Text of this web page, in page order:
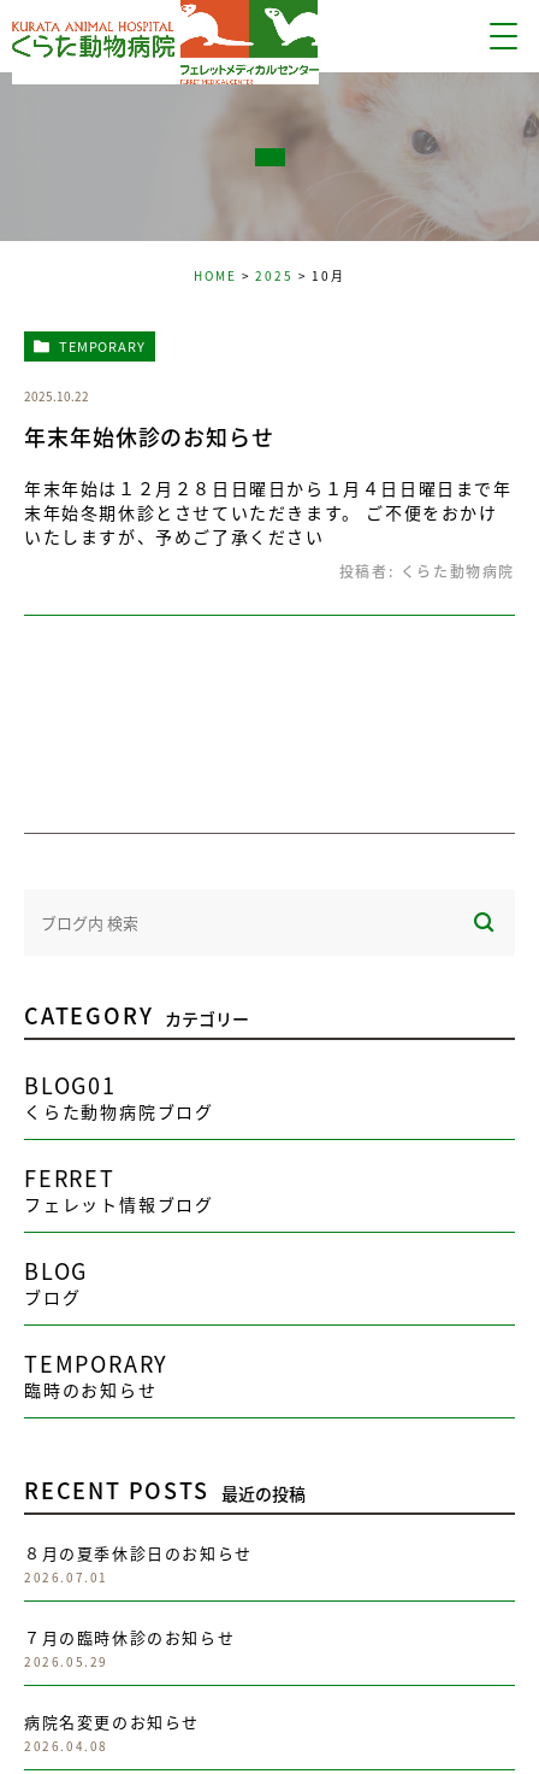
HOME 2025 10月
TEMPORARY
2025.10.22
年末年始休診のお知らせ
年末年始は１２月２８日日曜日から１月４日日曜日まで年
末年始冬期休診とさせていただきます。 ご不便をおかけ
いたしますが、予めご了承ください
投稿者: くらた動物病院
CATEGORY カテゴリー
BLOG01
くらた動物病院ブログ
FERRET
フェレット情報ブログ
BLOG
ブログ
TEMPORARY
臨時のお知らせ
RECENT POSTS 最近の投稿
８月の夏季休診日のお知らせ
2026.07.01
７月の臨時休診のお知らせ
2026.05.29
病院名変更のお知らせ
2026.04.08